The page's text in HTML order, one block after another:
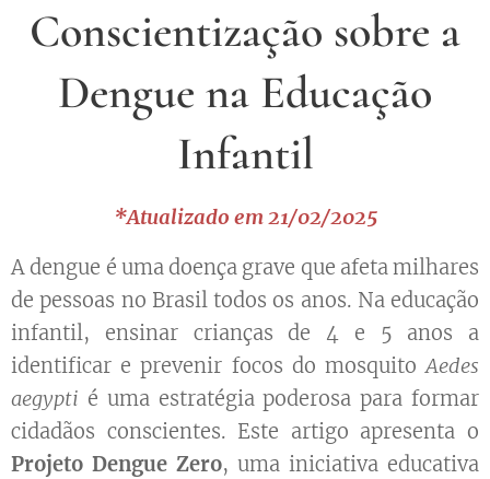
Conscientização sobre a
Dengue na Educação
Infantil
*Atualizado em 21/02/2025
A dengue é uma doença grave que afeta milhares
de pessoas no Brasil todos os anos. Na educação
infantil, ensinar crianças de 4 e 5 anos a
identificar e prevenir focos do mosquitoAedes
aegypti é uma estratégia poderosa para formar
cidadãos conscientes. Este artigo apresenta o
Projeto Dengue Zero, uma iniciativa educativa